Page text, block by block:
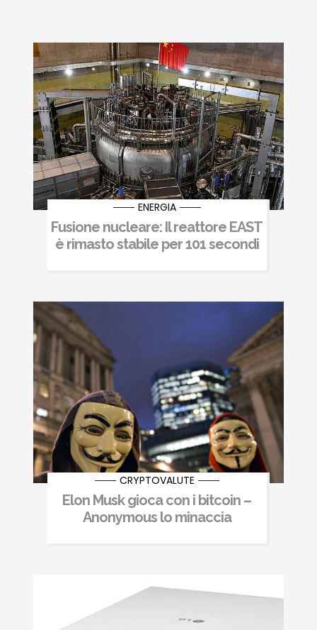
ENERGIA
Fusione nucleare: Il reattore EAST
è rimasto stabile per 101 secondi
CRYPTOVALUTE
Elon Musk gioca con i bitcoin –
Anonymous lo minaccia